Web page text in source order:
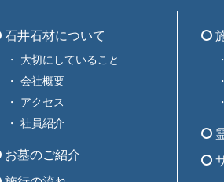
石井石材について
大切にしていること
会社概要
アクセス
社員紹介
お墓のご紹介